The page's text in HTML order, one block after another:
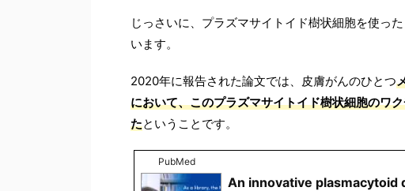
じっさいに、プラズマサイトイド樹状細胞を使っ
います。
2020年に報告された論文では、皮膚がんのひとつ
において、このプラズマサイトイド樹状細胞のワ
たということです。
PubMed
An innovative plasmacytoid